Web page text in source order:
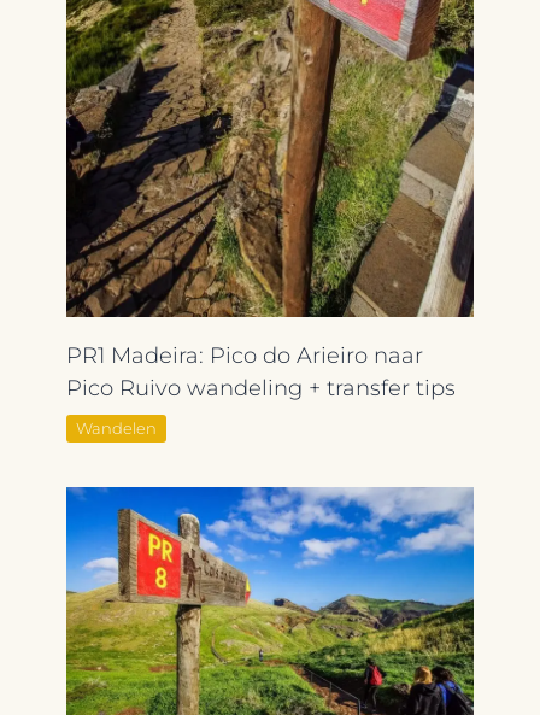
PR1 Madeira: Pico do Arieiro naar
Pico Ruivo wandeling + transfer tips
Wandelen